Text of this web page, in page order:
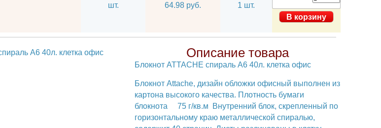
Описание товара
Блокнот АТТАСНЕ спираль А6 40л. клетка офис
Блокнот Attache, дизайн обложки офисный выполнен из
картона высокого качества. Плотность бумаги
блокнота 75 г/кв.м Внутренний блок, скрепленный по